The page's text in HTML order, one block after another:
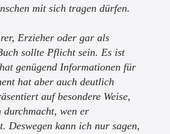
mit sich tragen dürfen.
Erzieher oder gar als
sollte Pflicht sein. Es ist
genügend Informationen für
hat aber auch deutlich
auf besondere Weise,
durchmacht, wen er
Deswegen kann ich nur sagen,